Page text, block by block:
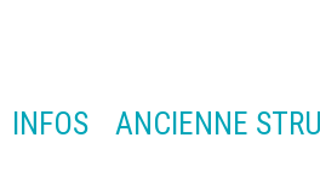
INFOS ANCIENNE